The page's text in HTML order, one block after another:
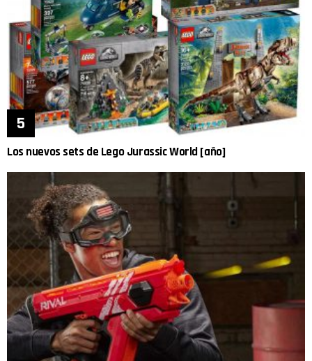
Los nuevos sets de Lego Jurassic World [año]